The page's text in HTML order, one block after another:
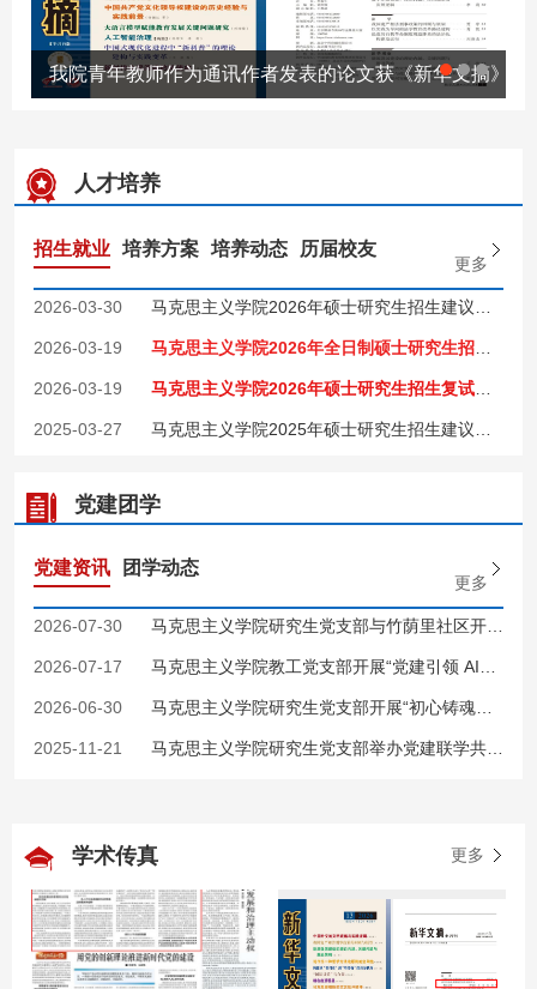
我院青年教师作为通讯作者发表的论文获《新华文摘》全
人才培养
招生就业 培养方案 培养动态 历届校友
更多
2026-03-30 马克思主义学院2026年硕士研究生招生建议录取名单
2026-03-19 马克思主义学院2026年全日制硕士研究生招生复试分数线及复试名单
2026-03-19 马克思主义学院2026年硕士研究生招生复试工作方案
2025-03-27 马克思主义学院2025年硕士研究生招生建议录取名单
党建团学
党建资讯 团学动态
更多
2026-07-30 马克思主义学院研究生党支部与竹荫里社区开展主题交流共建活动
2026-07-17 马克思主义学院教工党支部开展“党建引领 AI赋能 深化新时代高校...
2026-06-30 马克思主义学院研究生党支部开展“初心铸魂明政绩，青春逐梦启新...
2025-11-21 马克思主义学院研究生党支部举办党建联学共建活动暨深入学习贯彻...
学术传真 更多